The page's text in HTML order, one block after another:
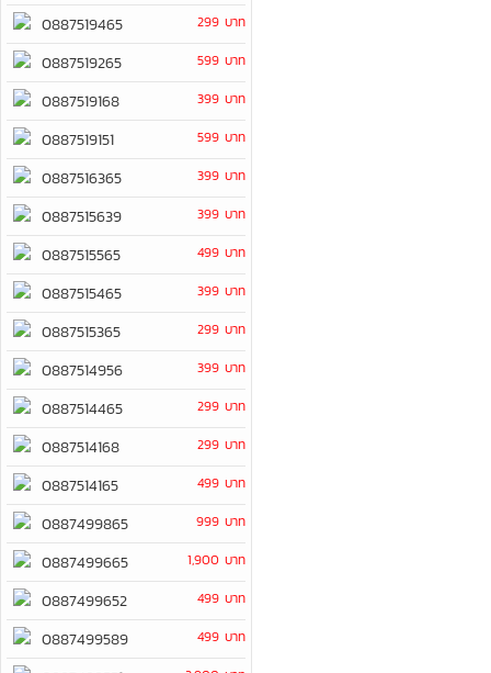
0887519465 299 บาท
0887519265 599 บาท
0887519168 399 บาท
0887519151 599 บาท
0887516365 399 บาท
0887515639 399 บาท
0887515565 499 บาท
0887515465 399 บาท
0887515365 299 บาท
0887514956 399 บาท
0887514465 299 บาท
0887514168 299 บาท
0887514165 499 บาท
0887499865 999 บาท
0887499665 1,900 บาท
0887499652 499 บาท
0887499589 499 บาท